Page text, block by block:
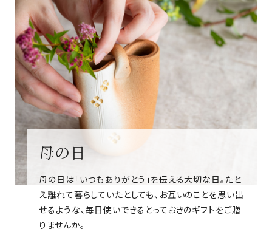
母の日
母の日は「いつもありがとう」を伝える大切な日。たと
え離れて暮らしていたとしても、お互いのことを思い出
せるような、毎日使いできるとっておきのギフトをご贈
りませんか。